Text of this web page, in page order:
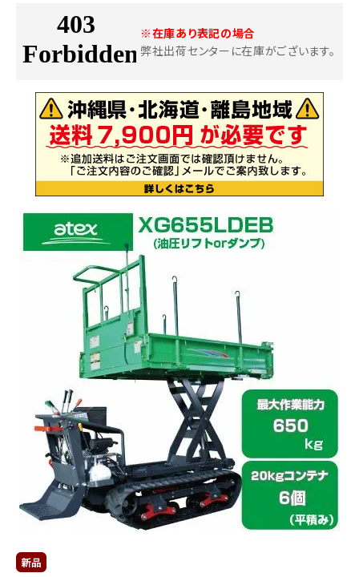
お気に入り一覧
閲覧履歴一覧
農業機械
農業資材
作業用品
利用ガイド FAQ
※在庫あり表記の場合
弊社出荷センターに在庫がございます。